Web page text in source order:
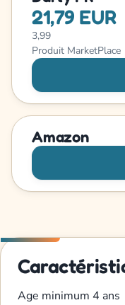
21,79 EUR
3,99
Produit MarketPlace
Amazon
Age minimum 4 ans